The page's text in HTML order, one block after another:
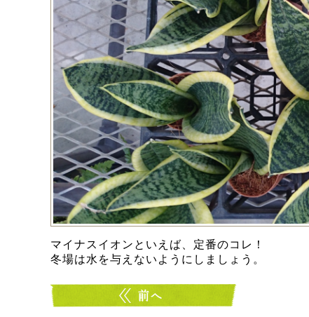
マイナスイオンといえば、定番のコレ！
冬場は水を与えないようにしましょう。